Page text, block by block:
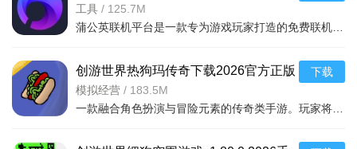
机；如黑屏，请检查游戏权限是否全部授予。本版本已优化内存
占用，但低配机型建议关闭高帧率模式以提升流畅度。
安装技巧：下载后请核对文件MD5值，避免损坏包体。若已
安装旧版，请直接覆盖安装，无需卸载，以免丢失本地存档。登
录账号前务必绑定手机或第三方平台，防止数据丢失。游戏内购
电脑版
工具 / 125.7M
蒲公英联机平台是一款专为游戏玩家打造的免费联机工具，支持将不同网络环境下的设备虚拟组建为局域网，轻松
创游世界热狗玛传奇下载2026官方正版
v1.80.0 2026安卓版
模拟经营 / 183.5M
一款融合角色扮演与冒险元素的传奇类手游。玩家将扮演热狗玛，在广袤
下载